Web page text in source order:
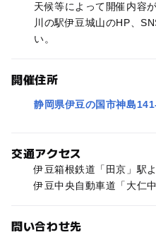
天候等によって開催内容
川の駅伊豆城山のHP、
い。
開催住所
静岡県伊豆の国市神島
交通アクセス
伊豆箱根鉄道「田京」駅
伊豆中央自動車道「大仁
問い合わせ先